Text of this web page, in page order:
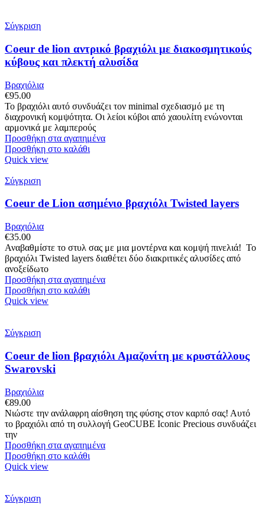
Σύγκριση
Coeur de lion αντρικό βραχιόλι με διακοσμητικούς
κύβους και πλεκτή αλυσίδα
Βραχιόλια
€95.00
Το βραχιόλι αυτό συνδυάζει τον minimal σχεδιασμό με τη
διαχρονική κομψότητα. Οι λείοι κύβοι από χαουλίτη ενώνονται
αρμονικά με λαμπερούς
Προσθήκη στα αγαπημένα
Προσθήκη στο καλάθι
Quick view
Σύγκριση
Coeur de Lion ασημένιο βραχιόλι Twisted layers
Βραχιόλια
€35.00
Αναβαθμίστε το στυλ σας με μια μοντέρνα και κομψή πινελιά! Το
βραχιόλι Twisted layers διαθέτει δύο διακριτικές αλυσίδες από
ανοξείδωτο
Προσθήκη στα αγαπημένα
Προσθήκη στο καλάθι
Quick view
Σύγκριση
Coeur de lion βραχιόλι Αμαζονίτη με κρυστάλλους
Swarovski
Βραχιόλια
€89.00
Νιώστε την ανάλαφρη αίσθηση της φύσης στον καρπό σας! Αυτό
το βραχιόλι από τη συλλογή GeoCUBE Iconic Precious συνδυάζει
την
Προσθήκη στα αγαπημένα
Προσθήκη στο καλάθι
Quick view
Σύγκριση